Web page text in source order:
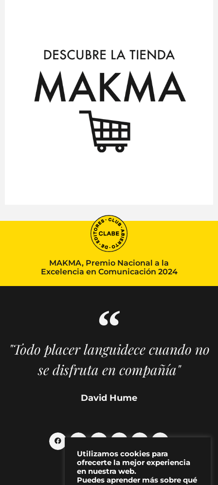
MAKMA, Premio Nacional a la
Excelencia en Comunicación 2024
"Todo placer languidece cuando no
se disfruta en compañía"
David Hume
Utilizamos cookies para
ofrecerte la mejor experiencia
en nuestra web.
Puedes aprender más sobre qué